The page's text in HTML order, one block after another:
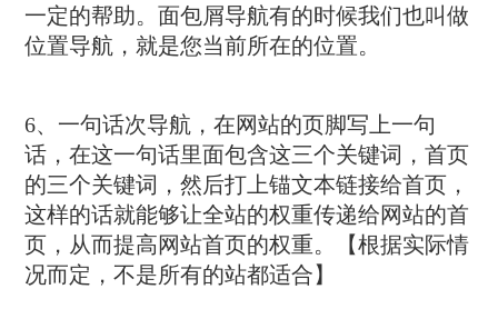
一定的帮助。面包屑导航有的时候我们也叫做
位置导航，就是您当前所在的位置。
6、一句话次导航，在网站的页脚写上一句
话，在这一句话里面包含这三个关键词，首页
的三个关键词，然后打上锚文本链接给首页，
这样的话就能够让全站的权重传递给网站的首
页，从而提高网站首页的权重。【根据实际情
况而定，不是所有的站都适合】